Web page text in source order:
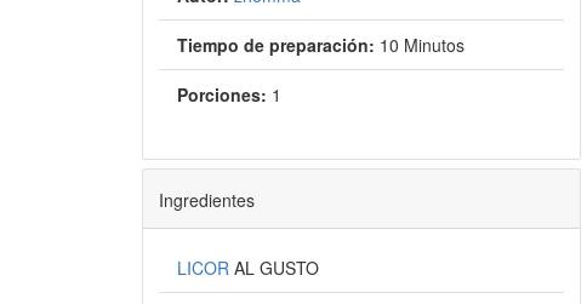
Tiempo de preparación: 10 Minutos
Porciones: 1
Ingredientes
LICOR AL GUSTO